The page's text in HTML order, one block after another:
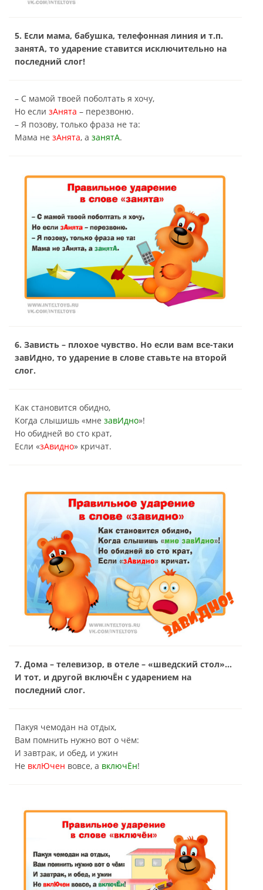
5. Если мама, бабушка, телефонная линия и т.п.
занятА, то ударение ставится исключительно на
последний слог!
– С мамой твоей поболтать я хочу,
Но если зАнята – перезвоню.
– Я позову, только фраза не та:
Мама не зАнята, а занятА.
6. Зависть – плохое чувство. Но если вам все-таки
завИдно, то ударение в слове ставьте на второй
слог.
Как становится обидно,
Когда слышишь «мне завИдно»!
Но обидней во сто крат,
Если «зАвидно» кричат.
7. Дома – телевизор, в отеле – «шведский стол»…
И тот, и другой включЁн с ударением на
последний слог.
Пакуя чемодан на отдых,
Вам помнить нужно вот о чём:
И завтрак, и обед, и ужин
Не вклЮчен вовсе, а включЁн!